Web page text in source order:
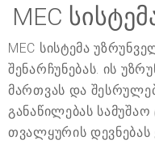
MEC
MEC სისტემა
შენარჩუნებას. ის
მართვას და
განაწილებას
თვალყურის დევნებას